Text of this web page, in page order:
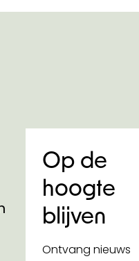
Op de
hoogte
blijven
Ontvang nieuws